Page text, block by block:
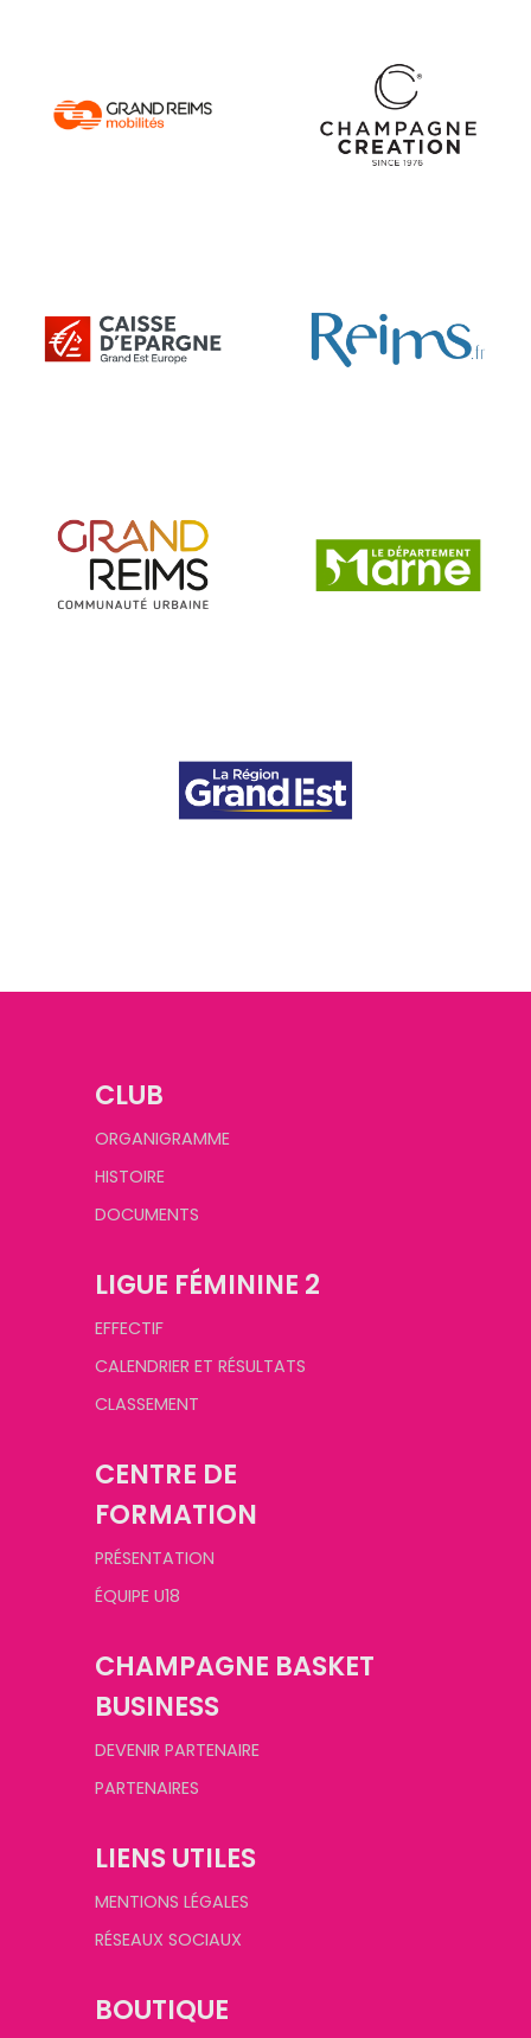
CLUB
ORGANIGRAMME
HISTOIRE
DOCUMENTS
LIGUE FÉMININE 2
EFFECTIF
CALENDRIER ET RÉSULTATS
CLASSEMENT
CENTRE DE
FORMATION
PRÉSENTATION
ÉQUIPE U18
CHAMPAGNE BASKET
BUSINESS
DEVENIR PARTENAIRE
PARTENAIRES
LIENS UTILES
MENTIONS LÉGALES
RÉSEAUX SOCIAUX
BOUTIQUE